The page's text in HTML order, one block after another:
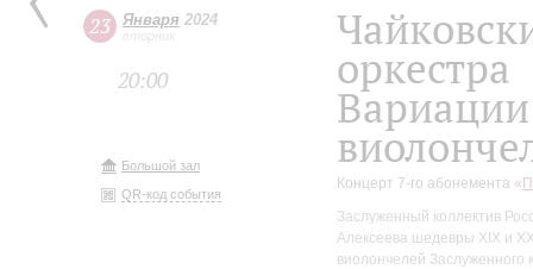
23 Января 2024
вторник
20:00
Большой зал
QR-код события
оркестра
Концерт 7-го абонемента «
Заслуженный коллектив
Алексеева шедевры XIX и
виолончелей Заслуженного